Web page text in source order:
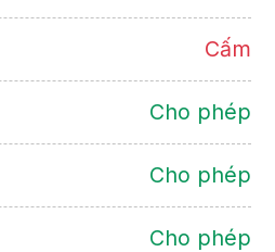
Cấm
Cho phép
Cho phép
Cho phép